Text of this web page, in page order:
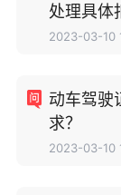
处理具体
2023-03-10
动车驾驶
求？
2023-03-10